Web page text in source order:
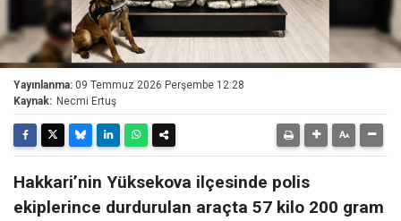
Yayınlanma: 09 Temmuz 2026 Perşembe 12:28
Kaynak: Necmi Ertuş
Hakkari’nin Yüksekova ilçesinde polis
ekiplerince durdurulan araçta 57 kilo 200 gram